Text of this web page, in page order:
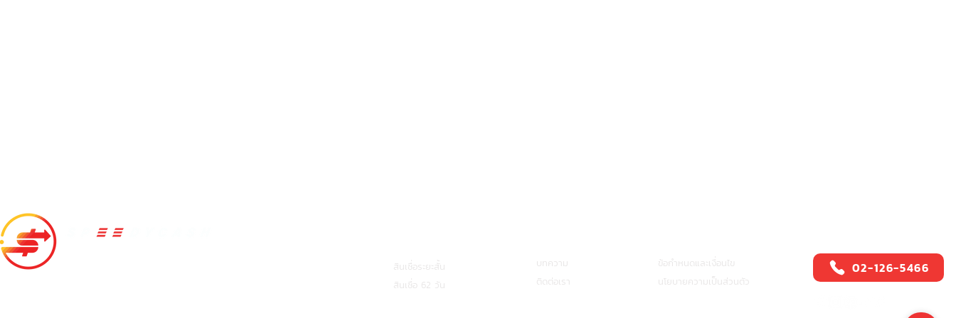
สินเชื่อระยะสั้น
สินเชื่อ 62 วัน
บทความ
ติดต่อเรา
ข้อกำหนดและเงื่อนไข
นโยบายความเป็นส่วนตัว
02-126-5466